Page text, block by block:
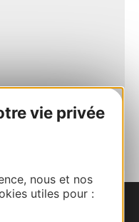
vie privée
nous et nos
utiles pour :